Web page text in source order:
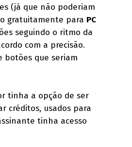
(já que não poderiam
gratuitamente para PC
seguindo o ritmo da
com a precisão.
botões que seriam
tinha a opção de ser
créditos, usados para
tinha acesso